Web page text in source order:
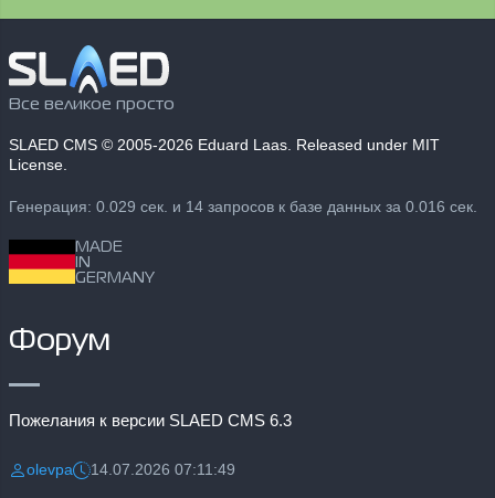
Все великое просто
SLAED CMS © 2005-2026 Eduard Laas. Released under MIT
License.
Генерация: 0.029 сек. и 14 запросов к базе данных за 0.016 сек.
MADE
IN
GERMANY
Форум
Пожелания к версии SLAED CMS 6.3
Разместил:
olevpaДата:14.07.2026 07:11:49